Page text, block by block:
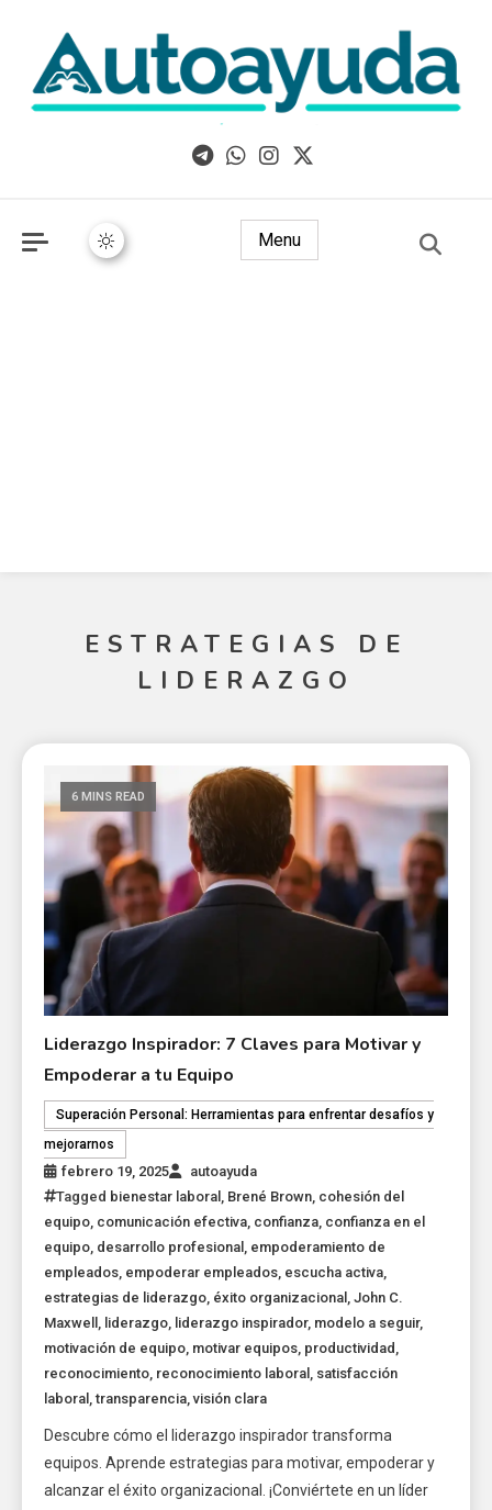
Menu
ESTRATEGIAS DE
LIDERAZGO
6 MINS READ
Liderazgo Inspirador: 7 Claves para Motivar y
Empoderar a tu Equipo
Superación Personal: Herramientas para enfrentar desafíos y
mejorarnos
febrero 19, 2025
autoayuda
Tagged bienestar laboral , Brené Brown, cohesión del
equipo, comunicación efectiva, confianza, confianza en el
equipo, desarrollo profesional , empoderamiento de
empleados, empoderar empleados, escucha activa,
estrategias de liderazgo, éxito organizacional ,John C.
Maxwell , liderazgo, liderazgo inspirador, modelo a seguir,
motivación de equipo, motivar equipos, productividad ,
reconocimiento, reconocimiento laboral , satisfacción
laboral ,transparencia,visión clara
Descubre cómo el liderazgo inspirador transforma
equipos. Aprende estrategias para motivar, empoderar y
alcanzar el éxito organizacional. ¡Conviértete en un líder